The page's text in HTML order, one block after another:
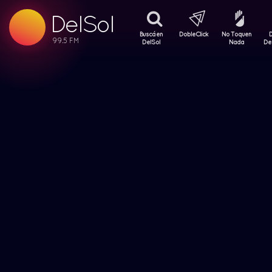
DelSol
99.5 FM
99.5 FM
99.5 FM
Buscá en
DelSol
DobleClick
No Toquen
Nada